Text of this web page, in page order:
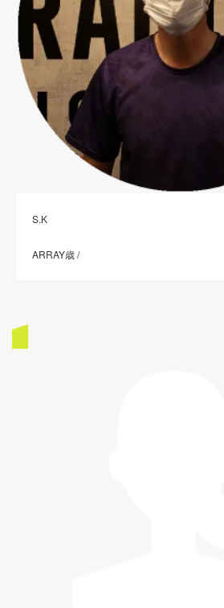
S.K
ARRAY歳 /